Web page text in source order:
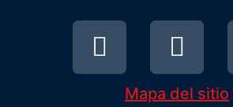
Mapa del sitio